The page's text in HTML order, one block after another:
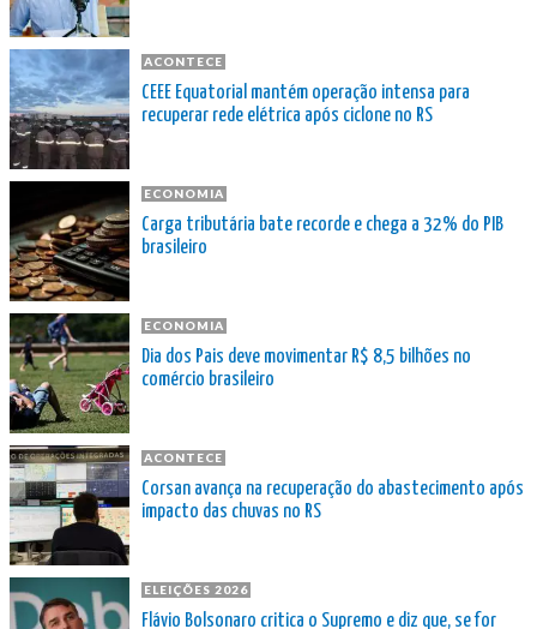
ACONTECE
CEEE Equatorial mantém operação intensa para
recuperar rede elétrica após ciclone no RS
ECONOMIA
Carga tributária bate recorde e chega a 32% do PIB
brasileiro
ECONOMIA
Dia dos Pais deve movimentar R$ 8,5 bilhões no
comércio brasileiro
ACONTECE
Corsan avança na recuperação do abastecimento após
impacto das chuvas no RS
ELEIÇÕES 2026
Flávio Bolsonaro critica o Supremo e diz que, se for